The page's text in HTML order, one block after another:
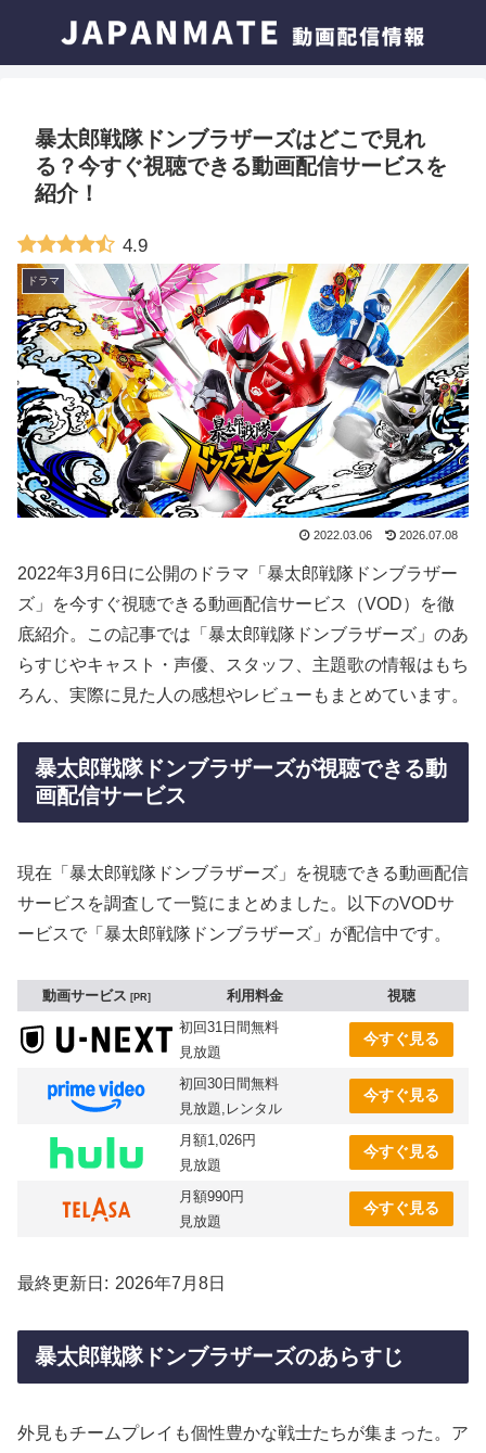
暴太郎戦隊ドンブラザーズはどこで見れ
る？今すぐ視聴できる動画配信サービスを
紹介！
4.9
ドラマ
2022.03.06 2026.07.08
2022年3月6日に公開のドラマ「暴太郎戦隊ドンブラザー
ズ」を今すぐ視聴できる動画配信サービス（VOD）を徹
底紹介。この記事では「暴太郎戦隊ドンブラザーズ」のあ
らすじやキャスト・声優、スタッフ、主題歌の情報はもち
ろん、実際に見た人の感想やレビューもまとめています。
暴太郎戦隊ドンブラザーズが視聴できる動
画配信サービス
現在「暴太郎戦隊ドンブラザーズ」を視聴できる動画配信
サービスを調査して一覧にまとめました。以下のVODサ
ービスで「暴太郎戦隊ドンブラザーズ」が配信中です。
動画サービス PR 利用料金
視聴
初回31日間無料
見放題
今すぐ見る
初回30日間無料
見放題,レンタル
今すぐ見る
月額1,026円
見放題
今すぐ見る
月額990円
見放題
今すぐ見る
最終更新日 2026年7月8日
暴太郎戦隊ドンブラザーズのあらすじ
外見もチームプレイも個性豊かな戦士たちが集まった。ア